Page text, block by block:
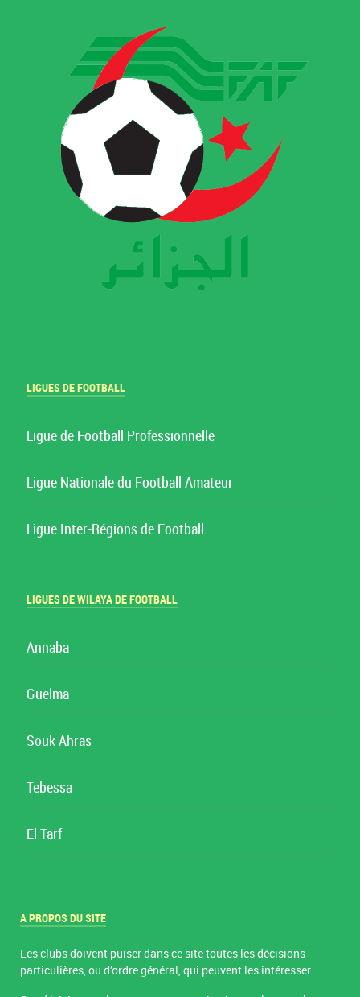
LIGUES DE FOOTBALL
Ligue de Football Professionnelle
Ligue Nationale du Football Amateur
Ligue Inter-Régions de Football
LIGUES DE WILAYA DE FOOTBALL
Annaba
Guelma
Souk Ahras
Tebessa
El Tarf
A PROPOS DU SITE
Les clubs doivent puiser dans ce site toutes les décisions
particulières, ou d’ordre général, qui peuvent les intéresser.